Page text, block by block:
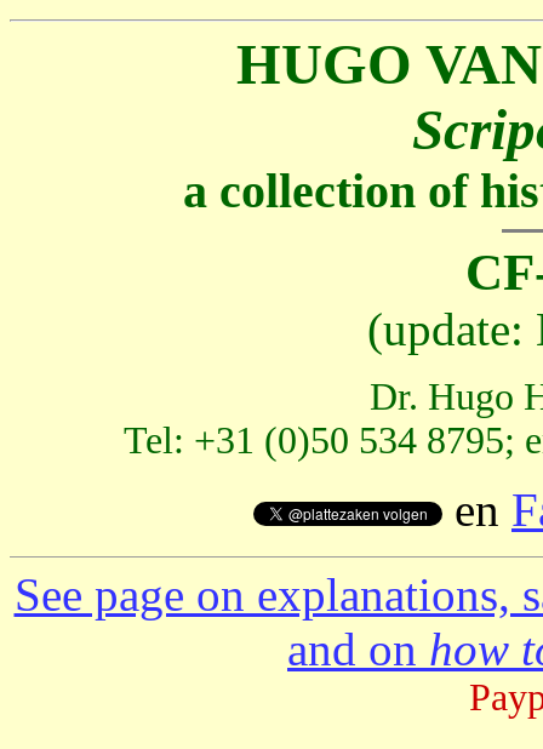
HUGO
a collection of
(update:
Dr. Hugo
Tel: +31 (0)50 534 8795;
en
See page on explanations,
and on how